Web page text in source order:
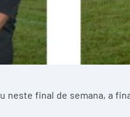
neste final de semana, a